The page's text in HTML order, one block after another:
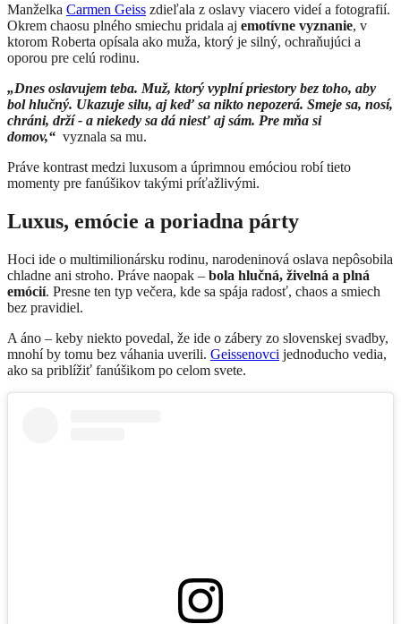
Manželka Carmen Geiss zdieľala z oslavy viacero videí a fotografií.
Okrem chaosu plného smiechu pridala aj emotívne vyznanie, v
ktorom Roberta opísala ako muža, ktorý je silný, ochraňujúci a
oporou pre celú rodinu.
„Dnes oslavujem teba. Muž, ktorý vyplní priestory bez toho, aby
bol hlučný. Ukazuje silu, aj keď sa nikto nepozerá. Smeje sa, nosí,
chráni, drží - a niekedy sa dá niesť aj sám. Pre mňa si
domov,“ vyznala sa mu.
Práve kontrast medzi luxusom a úprimnou emóciou robí tieto
momenty pre fanúšikov takými príťažlivými.
Luxus, emócie a poriadna párty
Hoci ide o multimilionársku rodinu, narodeninová oslava nepôsobila
chladne ani stroho. Práve naopak – bola hlučná, živelná a plná
emócií. Presne ten typ večera, kde sa spája radosť, chaos a smiech
bez pravidiel.
A áno – keby niekto povedal, že ide o zábery zo slovenskej svadby,
mnohí by tomu bez váhania uverili. Geissenovci jednoducho vedia,
ako sa priblížiť fanúšikom po celom svete.